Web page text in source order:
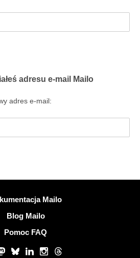
adresu e-mail Mailo
adres e-mail:
Mailo
Blog Mailo
Pomoc FAQ
BlueskyLinkedInInstagram
Threads